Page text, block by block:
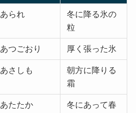
あられ
冬に降る氷の
粒
あつごおり 厚く張った氷
あさしも
朝方に降りる
霜
あたたか
冬にあって春